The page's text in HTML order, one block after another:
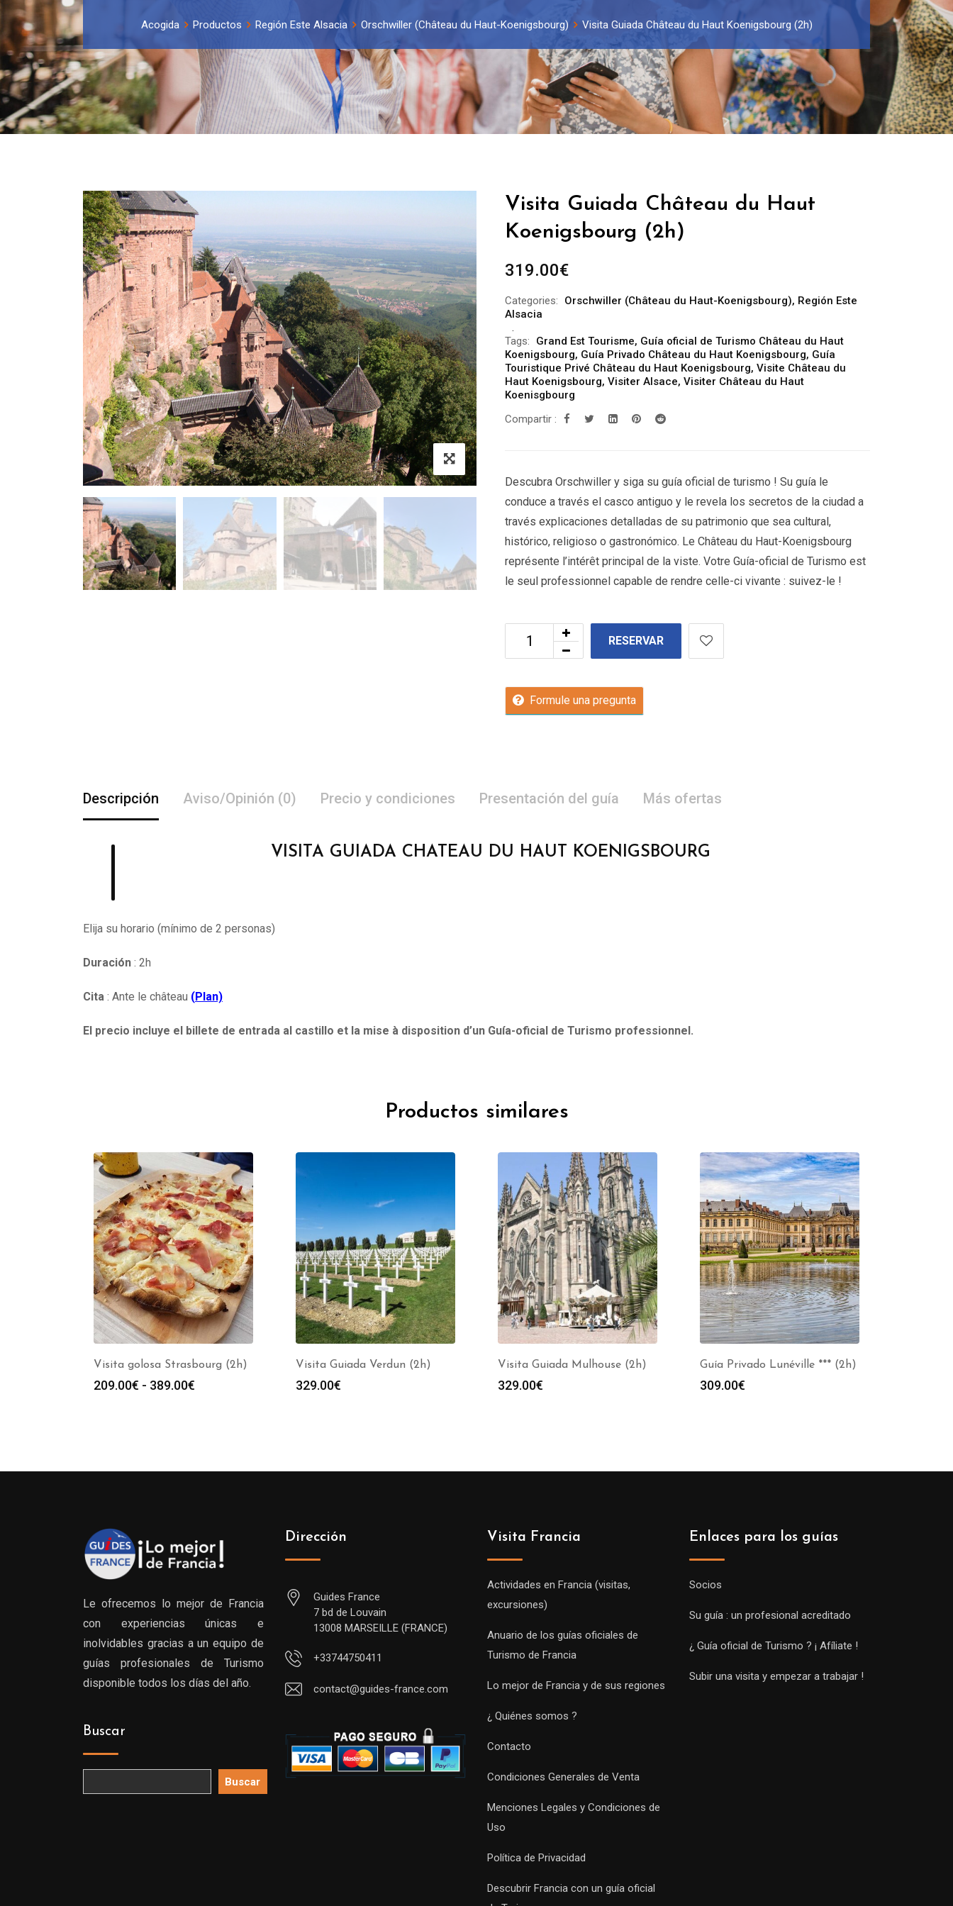
Acogida Productos Región Este Alsacia Orschwiller (Château du Haut-Koenigsbourg) Visita Guiada Château du Haut Koenigsbourg (2h)
Visita Guiada Château du Haut
Koenigsbourg (2h)
319.00€
Categories: Orschwiller (Château du Haut-Koenigsbourg), Región Este
Alsacia
Tags: Grand Est Tourisme, Guía oficial de Turismo Château du Haut
Koenigsbourg, Guía Privado Château du Haut Koenigsbourg, Guía
Touristique Privé Château du Haut Koenigsbourg, Visite Château du
Haut Koenigsbourg, Visiter Alsace, Visiter Château du Haut
Koenisgbourg
Compartir :
Descubra Orschwiller y siga su guía oficial de turismo ! Su guía le
conduce a través el casco antiguo y le revela los secretos de la ciudad a
través explicaciones detalladas de su patrimonio que sea cultural,
histórico, religioso o gastronómico. Le Château du Haut-Koenigsbourg
représente l’intérêt principal de la viste. Votre Guía-oficial de Turismo est
le seul professionnel capable de rendre celle-ci vivante : suivez-le !
RESERVAR
Formule una pregunta
Descripción Aviso/Opinión (0) Precio y condiciones Presentación del guía Más ofertas
VISITA GUIADA CHATEAU DU HAUT KOENIGSBOURG
Elija su horario (mínimo de 2 personas)
Duración : 2h
Cita : Ante le château (Plan)
El precio incluye el billete de entrada al castillo et la mise à disposition d’un Guía-oficial de Turismo professionnel.
Productos similares
Visita golosa Strasbourg (2h)
209.00€ - 389.00€
Visita Guiada Verdun (2h)
329.00€
Visita Guiada Mulhouse (2h)
329.00€
Guía Privado Lunéville *** (2h)
309.00€
Le ofrecemos lo mejor de Francia
con experiencias únicas e
inolvidables gracias a un equipo de
guías profesionales de Turismo
disponible todos los días del año.
Buscar
Buscar
Dirección
Guides France
7 bd de Louvain
13008 MARSEILLE (FRANCE)
+33744750411
contact@guides-france.com
Visita Francia
Actividades en Francia (visitas,
excursiones)
Anuario de los guías oficiales de
Turismo de Francia
Lo mejor de Francia y de sus regiones
¿ Quiénes somos ?
Contacto
Condiciones Generales de Venta
Menciones Legales y Condiciones de
Uso
Política de Privacidad
Descubrir Francia con un guía oficial
Enlaces para los guías
Socios
Su guía : un profesional acreditado
¿ Guía oficial de Turismo ? ¡ Afíliate !
Subir una visita y empezar a trabajar !